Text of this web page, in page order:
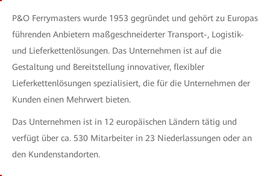
P&O Ferrymasters wurde 1953 gegründet und gehört zu Europas
führenden Anbietern maßgeschneiderter Transport-, Logistik-
und Lieferkettenlösungen. Das Unternehmen ist auf die
Gestaltung und Bereitstellung innovativer, flexibler
Lieferkettenlösungen spezialisiert, die für die Unternehmen der
Kunden einen Mehrwert bieten.
Das Unternehmen ist in 12 europäischen Ländern tätig und
verfügt über ca. 530 Mitarbeiter in 23 Niederlassungen oder an
den Kundenstandorten.